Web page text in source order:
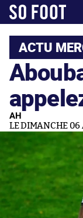
ACTU
AH
LE DIMANCHE 06